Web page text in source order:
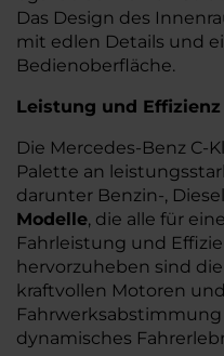
Das Design des
mit edlen Details und
Bedienoberfläche.
Leistung und Effizienz
Die Mercedes-Benz C-
Palette an
darunter Benzin-,
Modelle, die alle für
Fahrleistung und
hervorzuheben sind die
kraftvollen Motoren
dynamisches